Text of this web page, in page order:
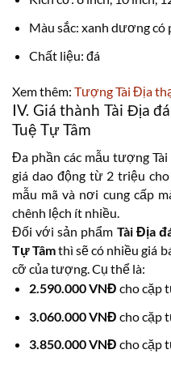
Màu sắc: xanh dương
Chất liệu: đá
Xem thêm: Tượng Tài Địa
IV. Giá thành Tài Địa
Tuệ Tự Tâm
Đa phần các mẫu tượng
giá dao động từ 2 triệu
mẫu mã và nơi cung cấp
chênh lệch ít nhiều.
Đối với sản phẩm Tài Địa
Tự Tâmthì sẽ có nhiều giá
cỡ của tượng. Cụ thể là:
2.590.000 VNĐ cho cặp
3.060.000 VNĐ cho cặp
3.850.000 VNĐ cho cặp